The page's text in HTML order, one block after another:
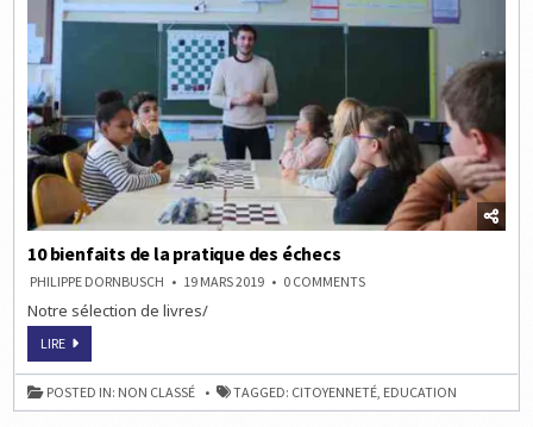
10 bienfaits de la pratique des échecs
PHILIPPE DORNBUSCH 19 MARS 2019 0 COMMENTSON
ÉCHECS
Notre sélection de livres/
LIRE10
DE
LA
PRATIQUE
DES
POSTED IN: NON CLASSÉ TAGGED: CITOYENNETÉ, EDUCATION